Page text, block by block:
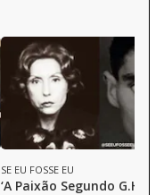
SE EU FOSSE EU
‘A Paixão Segundo G.H.’